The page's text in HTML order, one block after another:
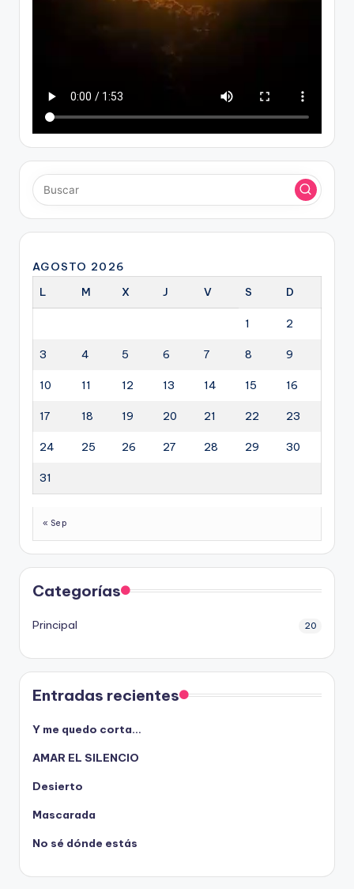
AGOSTO 2026
L
M X J V S D
1 2
3 4 5 6 7 8 9
10 11 12 13 14 15 16
17 18 19 20 21 22 23
24 25 26 27 28 29 30
31
« Sep
Categorías
Principal 20
Entradas recientes
Y me quedo corta…
AMAR EL SILENCIO
Desierto
Mascarada
No sé dónde estás